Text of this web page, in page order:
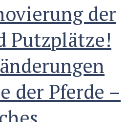
der
Putzplätze!
der Pferde –